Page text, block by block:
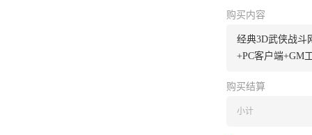
购买内容
经典3D武侠战斗
+PC客户端+GM
购买结算
小计